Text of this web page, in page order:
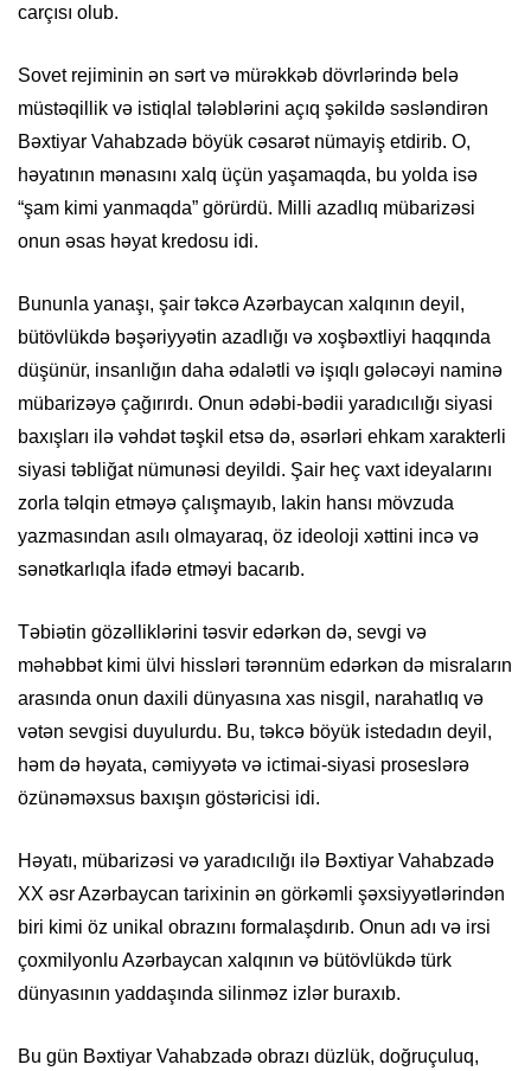
carçısı olub.
Sovet rejiminin ən sərt və mürəkkəb dövrlərində belə
müstəqillik və istiqlal tələblərini açıq şəkildə səsləndirən
Bəxtiyar Vahabzadə böyük cəsarət nümayiş etdirib. O,
həyatının mənasını xalq üçün yaşamaqda, bu yolda isə
“şam kimi yanmaqda” görürdü. Milli azadlıq mübarizəsi
onun əsas həyat kredosu idi.
Bununla yanaşı, şair təkcə Azərbaycan xalqının deyil,
bütövlükdə bəşəriyyətin azadlığı və xoşbəxtliyi haqqında
düşünür, insanlığın daha ədalətli və işıqlı gələcəyi naminə
mübarizəyə çağırırdı. Onun ədəbi-bədii yaradıcılığı siyasi
baxışları ilə vəhdət təşkil etsə də, əsərləri ehkam xarakterli
siyasi təbliğat nümunəsi deyildi. Şair heç vaxt ideyalarını
zorla təlqin etməyə çalışmayıb, lakin hansı mövzuda
yazmasından asılı olmayaraq, öz ideoloji xəttini incə və
sənətkarlıqla ifadə etməyi bacarıb.
Təbiətin gözəlliklərini təsvir edərkən də, sevgi və
məhəbbət kimi ülvi hissləri tərənnüm edərkən də misraların
arasında onun daxili dünyasına xas nisgil, narahatlıq və
vətən sevgisi duyulurdu. Bu, təkcə böyük istedadın deyil,
həm də həyata, cəmiyyətə və ictimai-siyasi proseslərə
özünəməxsus baxışın göstəricisi idi.
Həyatı, mübarizəsi və yaradıcılığı ilə Bəxtiyar Vahabzadə
XX əsr Azərbaycan tarixinin ən görkəmli şəxsiyyətlərindən
biri kimi öz unikal obrazını formalaşdırıb. Onun adı və irsi
çoxmilyonlu Azərbaycan xalqının və bütövlükdə türk
dünyasının yaddaşında silinməz izlər buraxıb.
Bu gün Bəxtiyar Vahabzadə obrazı düzlük, doğruçuluq,